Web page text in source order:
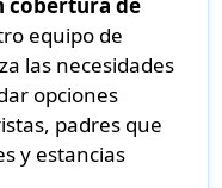
cobertura de
equipo de
las necesidades
opciones
padres que
y estancias